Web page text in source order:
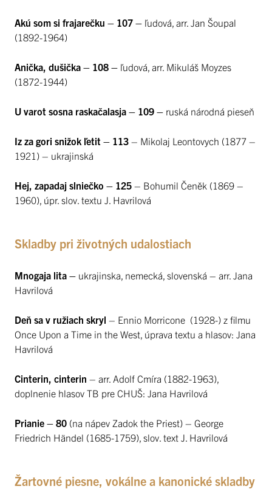
Akú som si frajarečku – 107 – ľudová, arr. Jan Šoupal
(1892-1964)
Anička, dušička – 108 – ľudová, arr. Mikuláš Moyzes
(1872-1944)
U varot sosna raskačalasja – 109 – ruská národná pieseň
Iz za gori snižok ľetit – 113 – Mikolaj Leontovych (1877 –
1921) – ukrajinská
Hej, zapadaj slniečko – 125 – Bohumil Čeněk (1869 –
1960), úpr. slov. textu J. Havrilová
Skladby pri životných udalostiach
Mnogaja lita – ukrajinska, nemecká, slovenská – arr. Jana
Havrilová
Deň sa v ružiach skryl – Ennio Morricone (1928-) z filmu
Once Upon a Time in the West, úprava textu a hlasov: Jana
Havrilová
Cinterin, cinterin – arr. Adolf Cmíra (1882-1963),
doplnenie hlasov TB pre CHUŠ: Jana Havrilová
Prianie – 80 (na nápev Zadok the Priest) – George
Friedrich Händel (1685-1759), slov. text J. Havrilová
Žartovné piesne, vokálne a kanonické skladby